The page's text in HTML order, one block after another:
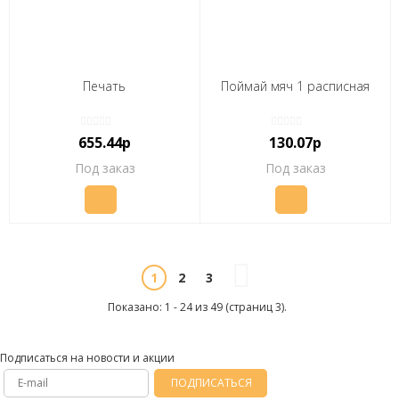
Печать
655.44р
Под заказ
Поймай мяч 1 расписная
130.07р
Под заказ
1 2 3
Показано: 1 - 24 из 49 (страниц 3).
Подписаться на новости и акции
ПОДПИСАТЬСЯ